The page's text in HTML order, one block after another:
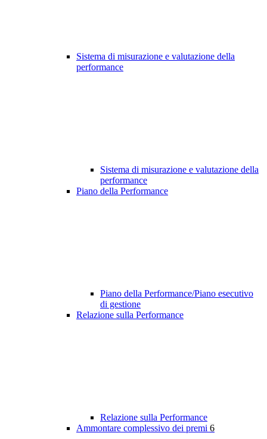
Sistema di misurazione e valutazione della
performance
Sistema di misurazione e valutazione della
performance
Piano della Performance
Piano della Performance/Piano esecutivo
di gestione
Relazione sulla Performance
Relazione sulla Performance
Ammontare complessivo dei premi 6